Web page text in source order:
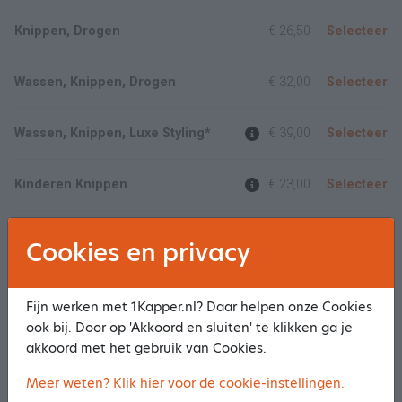
Knippen, Drogen € 26,50 Selecteer
Wassen, Knippen, Drogen € 32,00 Selecteer
Wassen, Knippen, Luxe Styling* € 39,00 Selecteer
Kinderen Knippen € 23,00 Selecteer
Toon meer/minder
Heren
Knippen Heren € 25,50 Selecteer
Cookies en privacy
Fijn werken met 1Kapper.nl? Daar helpen onze Cookies
ook bij. Door op 'Akkoord en sluiten' te klikken ga je
akkoord met het gebruik van Cookies.
Meer weten? Klik hier voor de cookie-instellingen.